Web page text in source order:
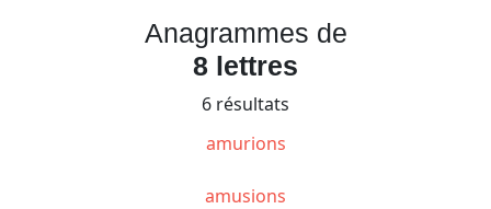
Anagrammes de
8 lettres
6 résultats
amurions
amusions